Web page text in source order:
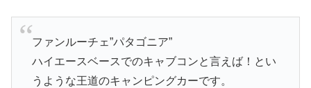
ファンルーチェ”パタゴニア”
ハイエースベースでのキャブコンと言えば！とい
うような王道のキャンピングカーです。